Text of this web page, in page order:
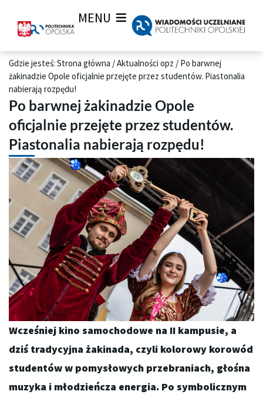
MENU
Gdzie jesteś: Strona główna /Aktualności opz / Po barwnej
żakinadzie Opole oficjalnie przejęte przez studentów. Piastonalia
nabierają rozpędu!
Po barwnej żakinadzie Opole
oficjalnie przejęte przez studentów.
Piastonalia nabierają rozpędu!
Wcześniej kino samochodowe na II kampusie, a
dziś tradycyjna żakinada, czyli kolorowy korowód
studentów w pomysłowych przebraniach, głośna
muzyka i młodzieńcza energia. Po symbolicznym